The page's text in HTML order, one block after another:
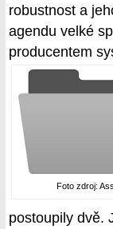
robustnost a
agendu velké
producentem
Foto zdroj:
postoupily dvě.